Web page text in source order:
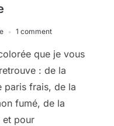
1 comment
que je vous
: de la
paris frais, de la
fumé, de la
et pour